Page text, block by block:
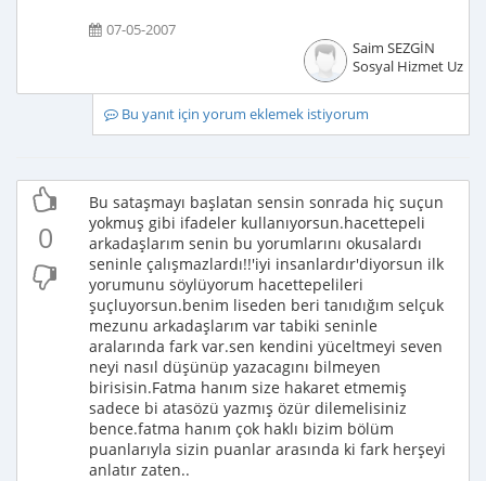
07-05-2007
Saim SEZGİN
Sosyal Hizmet
Bu yanıt için yorum eklemek istiyorum
0
Bu sataşmayı başlatan sensin sonrada hiç suçun
yokmuş gibi ifadeler kullanıyorsun.hacettepeli
arkadaşlarım senin bu yorumlarını okusalardı
seninle çalışmazlardı!!'iyi insanlardır'diyorsun ilk
yorumunu söylüyorum hacettepelileri
şuçluyorsun.benim liseden beri tanıdığım selçuk
mezunu arkadaşlarım var tabiki seninle
aralarında fark var.sen kendini yüceltmeyi seven
neyi nasıl düşünüp yazacagını bilmeyen
birisisin.Fatma hanım size hakaret etmemiş
sadece bi atasözü yazmış özür dilemelisiniz
bence.fatma hanım çok haklı bizim bölüm
puanlarıyla sizin puanlar arasında ki fark herşeyi
anlatır zaten..